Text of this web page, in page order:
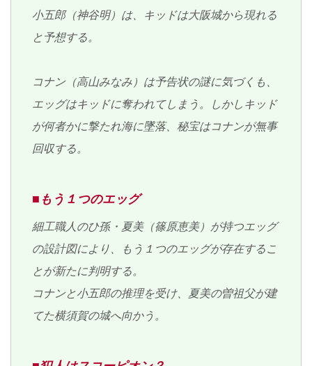
小五郎（神谷明）は、キッドは大阪城から現れる
と予想する。
コナン（高山みなみ）は予告状の謎に気づくも、
エッグはキッドに奪われてしまう。しかしキッド
が何者かに撃たれ海に墜落、秘宝はコナンが無事
回収する。
■もう１つのエッグ
細工職人のひ孫・夏美（篠原恵美）が持つエッグ
の設計図により、もう１つのエッグが存在するこ
とが新たに判明する。
コナンと小五郎の推理を受け、夏美の曽祖父が建
てた横須賀の城へ向かう。